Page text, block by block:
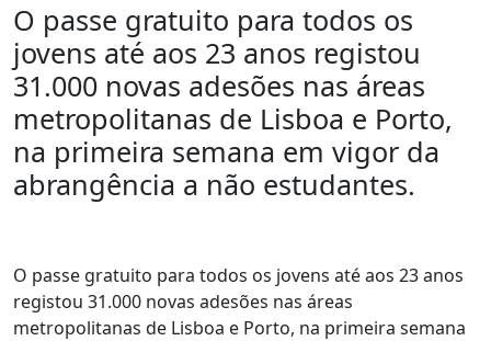
O passe gratuito para todos os
jovens até aos 23 anos registou
31.000 novas adesões nas áreas
metropolitanas de Lisboa e Porto,
na primeira semana em vigor da
abrangência a não estudantes.
O passe gratuito para todos os jovens até aos 23 anos
registou 31.000 novas adesões nas áreas
metropolitanas de Lisboa e Porto, na primeira semana